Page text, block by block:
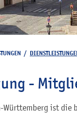
/
-
ist die